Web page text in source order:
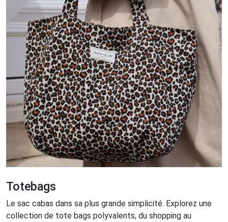
Totebags
Le sac cabas dans sa plus grande simplicité. Explorez une
collection de tote bags polyvalents, du shopping au